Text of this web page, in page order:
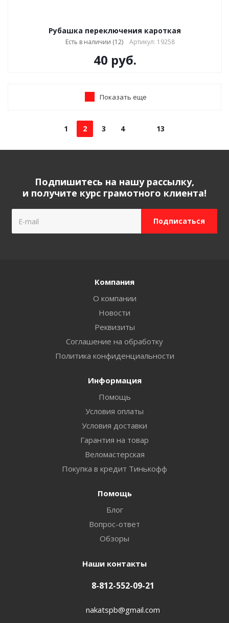
Рубашка переключения кароткая
Есть в наличии (12) Артикул: 19258
40 руб.
Показать еще
1 2 3 4 13
Подпишитесь на нашу рассылку,
и получите курс грамотного клиента!
Компания
О компании
Новости
Реквизиты
Соглашение на обработку
Политика конфиденциальности
Информация
Помощь
Условия оплаты
Условия доставки
Гарантия на товар
Веломастерская
Покупка в кредит Тинькофф
Помощь
Блог
Вопрос-ответ
Обзоры
Наши контакты
8-812-552-09-21
nakatspb@gmail.com